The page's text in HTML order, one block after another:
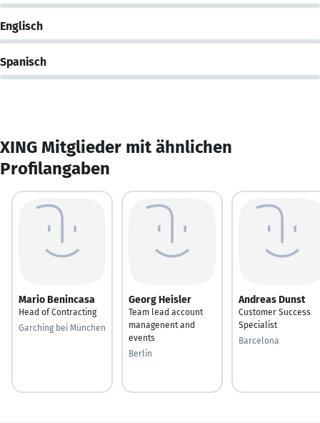
Englisch
Spanisch
XING Mitglieder mit ähnlichen
Profilangaben
Mario Benincasa
Head of Contracting
Garching bei München
Georg Heisler
Team lead account
managenent and
events
Berlin
Andreas Dunst
Customer Success
Specialist
Barcelona